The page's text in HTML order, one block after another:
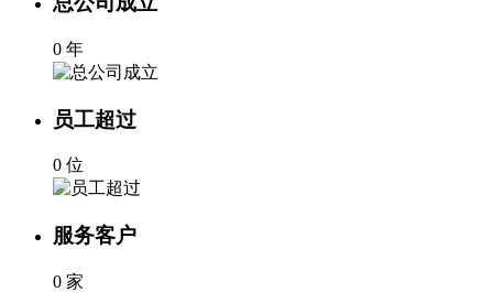
0 年
员工超过
0 位
服务客户
0 家